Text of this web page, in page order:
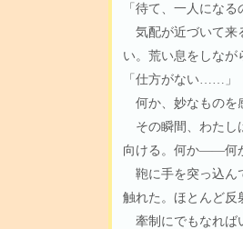
「待て、一人にな
気配が近づいて来
い。荒い息をしなが
「仕方がない……」
何か、妙なものを
その瞬間、わたし
向ける。何か――何
鞄に手を突っ込ん
触れた。ほとんど反
牽制にでもなれば